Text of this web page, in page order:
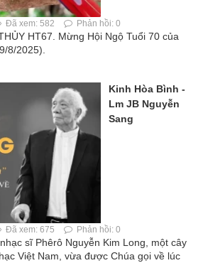
Đã xem: 582 Phản hồi: 0
HT67. Mừng Hội Ngộ Tuổi 70 của
8/2025).
Kinh Hòa Bình -
Lm JB Nguyễn
Sang
Đã xem: 675 Phản hồi: 0
sĩ Phêrô Nguyễn Kim Long, một cây
Việt Nam, vừa được Chúa gọi về lúc